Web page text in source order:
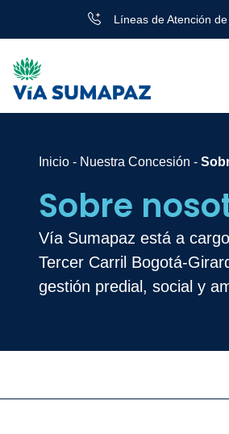
Líneas de Atención
Inicio - Nuestra Concesión -
Sobre
Vía Sumapaz está a
Tercer Carril Bogotá-
gestión predial, social y